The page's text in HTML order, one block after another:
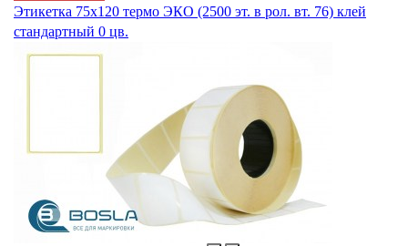
Этикетка 75х120 термо ЭКО (2500 эт. в рол. вт. 76) клей
стандартный 0 цв.